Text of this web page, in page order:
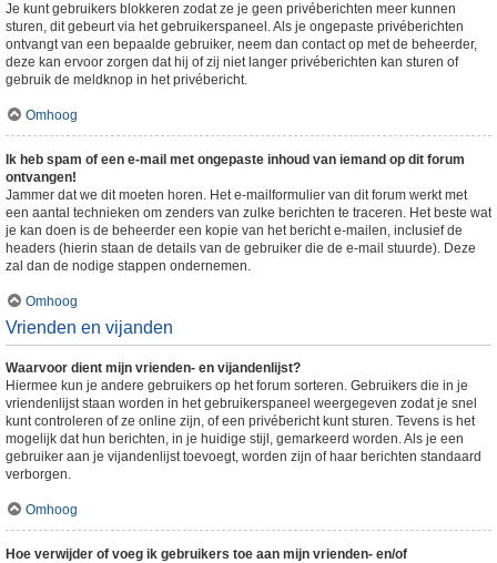
Je kunt gebruikers blokkeren zodat ze je geen privéberichten meer kunnen
sturen, dit gebeurt via het gebruikerspaneel. Als je ongepaste privéberichten
ontvangt van een bepaalde gebruiker, neem dan contact op met de beheerder,
deze kan ervoor zorgen dat hij of zij niet langer privéberichten kan sturen of
gebruik de meldknop in het privébericht.
Omhoog
Ik heb spam of een e-mail met ongepaste inhoud van iemand op dit forum
ontvangen!
Jammer dat we dit moeten horen. Het e-mailformulier van dit forum werkt met
een aantal technieken om zenders van zulke berichten te traceren. Het beste wat
je kan doen is de beheerder een kopie van het bericht e-mailen, inclusief de
headers (hierin staan de details van de gebruiker die de e-mail stuurde). Deze
zal dan de nodige stappen ondernemen.
Omhoog
Vrienden en vijanden
Waarvoor dient mijn vrienden- en vijandenlijst?
Hiermee kun je andere gebruikers op het forum sorteren. Gebruikers die in je
vriendenlijst staan worden in het gebruikerspaneel weergegeven zodat je snel
kunt controleren of ze online zijn, of een privébericht kunt sturen. Tevens is het
mogelijk dat hun berichten, in je huidige stijl, gemarkeerd worden. Als je een
gebruiker aan je vijandenlijst toevoegt, worden zijn of haar berichten standaard
verborgen.
Omhoog
Hoe verwijder of voeg ik gebruikers toe aan mijn vrienden- en/of